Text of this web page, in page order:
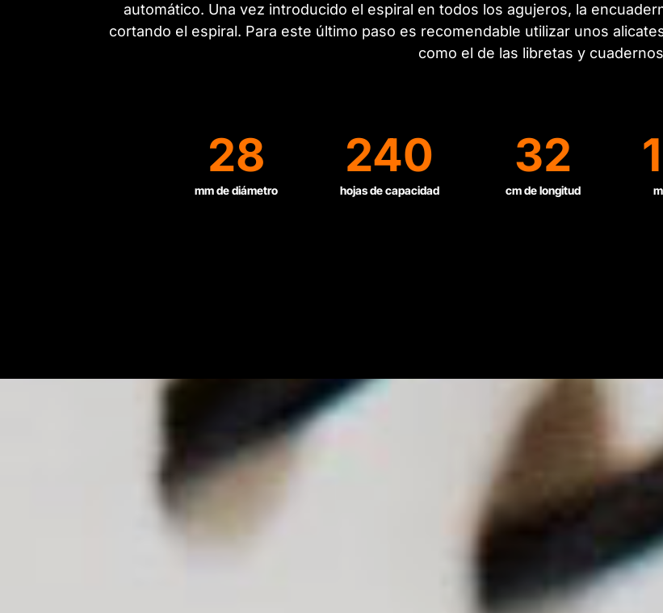
automático. Una vez introducido el espiral en todos los agujeros, la
cortando el espiral. Para este último paso es recomendable utilizar unos
como el de las libretas y
28
mm de diámetro
240
hojas de capacidad
32
cm de longitud